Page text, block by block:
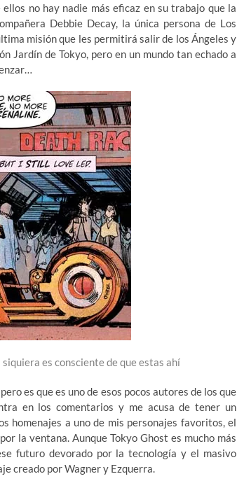
no hay nadie más eficaz en su trabajo que la
Debbie Decay, la única persona de Los
misión que les permitirá salir de los Ángeles y
Jardín de Tokyo, pero en un mundo tan echado a
es consciente de que estas ahí
es que es uno de esos pocos autores de los que
en los comentarios y me acusa de tener un
homenajes a uno de mis personajes favoritos, el
la ventana. Aunque Tokyo Ghost es mucho más
futuro devorado por la tecnología y el masivo
creado por Wagner y Ezquerra.